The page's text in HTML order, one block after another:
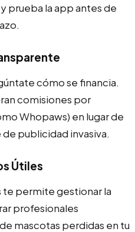
prueba la app antes de
cómo se financia.
comisiones por
Whopaws) en lugar de
publicidad invasiva.
Útiles
te permite gestionar la
profesionales
mascotas perdidas en tu